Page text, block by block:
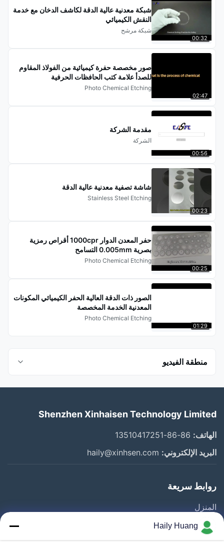
00:32
شبكة معدنية عالية الدقة لكاشف الدخان مع خدمة
النقش الكيميائي
شبكة مرشح
02:47
صور مخصصة حفرة كيميائية من الفولاذ المقاوم
للصدأ علامة كتب الحافظات الحرفية
Photo Chemical Etching
00:56
مقدمة الشركة
الشركة
00:23
شاشة تصفية معدنية عالية الدقة
Stainless Steel Etching
00:25
حفر المعدن الدوار 1000cpr أقراص رمزية
بصرية 0.005mm التسامح
Photo Chemical Etching
01:29
الصور ذات الدقة العالية الحفر الكيميائي المكونات
المعدنية الخدمة المخصصة
Photo Chemical Etching
منطقة الفيديو
Photo Chemical Etching
Stainless Steel Etching
شبكة مرشح
صفيحة التدفق
الشركة
Shenzhen Xinhaisen Technology Limited
الهاتف:
البريد الإلكتروني:
روابط سريعة
المنزل
المنتجات
أشرطة فيديو
Haily Huang